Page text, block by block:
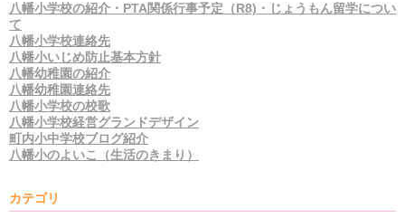
八幡小学校の紹介・PTA関係行事予定（R8)・じょうもん留学につい
て
八幡小学校連絡先
八幡小いじめ防止基本方針
八幡幼稚園の紹介
八幡幼稚園連絡先
八幡小学校の校歌
八幡小学校経営グランドデザイン
町内小中学校ブログ紹介
八幡小のよいこ（生活のきまり）
カテゴリ